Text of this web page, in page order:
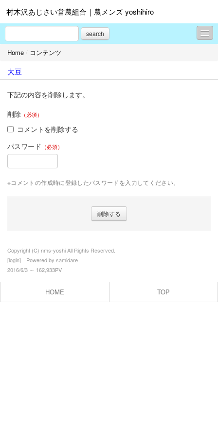
村木沢あじさい営農組合｜農メンズ yoshihiro
search
コンテンツ
プロフィール
お問合せ
Home / コンテンツ
大豆
下記の内容を削除します。
削除 （必須）
コメントを削除する
パスワード （必須）
※コメントの作成時に登録したパスワードを入力してください。
Copyright (C) nms-yoshi All Rights Reserved.
[login] Powered by samidare
2016/6/3 ～ 162,933PV
HOME TOP